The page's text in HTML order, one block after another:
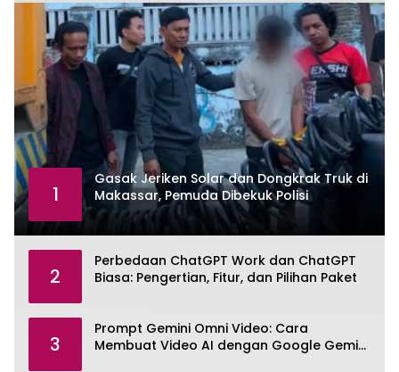
1
Gasak Jeriken Solar dan Dongkrak Truk di
Makassar, Pemuda Dibekuk Polisi
2
Perbedaan ChatGPT Work dan ChatGPT
Biasa: Pengertian, Fitur, dan Pilihan Paket
3
Prompt Gemini Omni Video: Cara
Membuat Video AI dengan Google Gemini